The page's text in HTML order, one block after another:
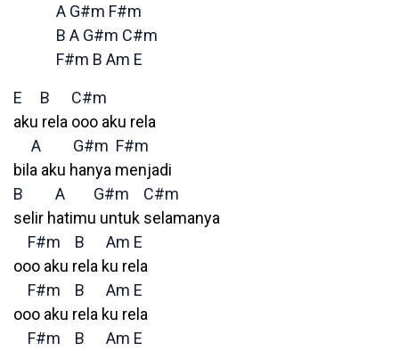
A G#m F#m
B A G#m C#m
F#m B Am E
E B
C#m
aku rela ooo aku rela
A
G#m F#m
bila aku hanya menjadi
B
A G#m
C#m
selir hatimu untuk selamanya
F#m
B Am E
ooo aku rela ku rela
F#m
B Am E
ooo aku rela ku rela
F#m
B Am E